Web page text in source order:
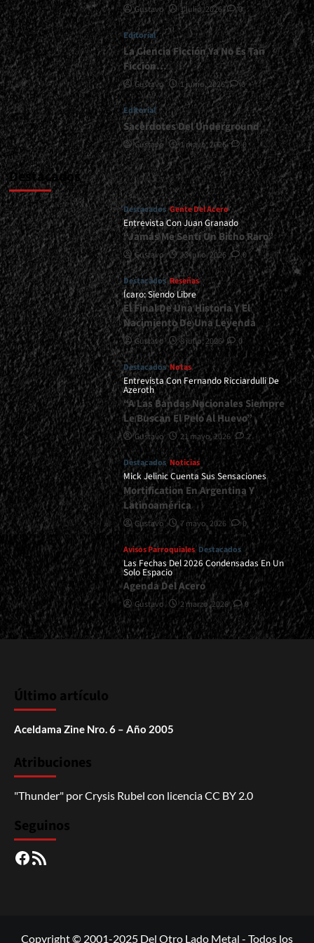
</span>
</small>
<div>Torturando
Consciencias…
y
Oídos</div>
Gustavo 1 julio, 2026 0
Editorial
La Ciencia Ficción Ya No Es Tan
Ficción…
Gustavo 1 junio, 2026 0
Editorial
Sacerdotes Del Underground
Gustavo 1 mayo, 2026 0
Destacados
Destacados Gente Del Acero
Entrevista Con Juan Granado
“Jamás Me Sentí Un Bicho Raro”
Gustavo 13 julio, 2026 0
Destacados Reseñas
Ícaro: Siendo Libre
El Final De Una Historia Y El
Nacimiento De Una Leyenda
Gustavo 8 julio, 2026 0
Destacados Notas
Entrevista Con Fernando Ricciardulli De
Azeroth
“A Las Bandas Nacionales Siempre
Le Buscan El Pelo Al Huevo”
Gustavo 21 mayo, 2026 2
Destacados Noticias
Mick Jelinic Cuenta Sus Sensaciones
Mortification En Argentina Y
Latinoamérica
Gustavo 7 mayo, 2026 0
Avisos Parroquiales Destacados
Las Fechas Del 2026 Condensadas En Un
Solo Espacio
Agenda Del Acero
Gustavo 2 marzo, 2026 0
Último artículo
Aceldama Zine Nro. 6 – Año 2005
Atribuciones
"Thunder" porCrysis Rubel con licenciaCC BY 2.0
Seguinos
Facebook
RSS
Copyright © 2001-2025 Del Otro Lado Metal - Todos los